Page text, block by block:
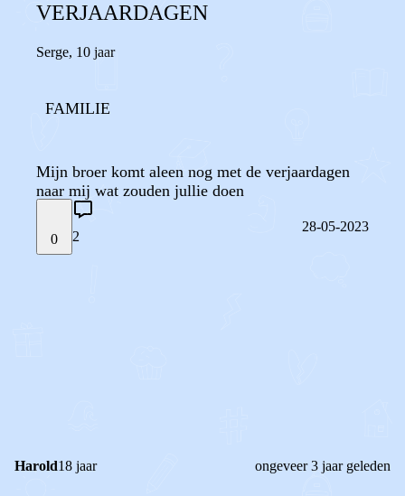
VERJAARDAGEN
Serge, 10 jaar
FAMILIE
Mijn broer komt aleen nog met de verjaardagen
naar mij wat zouden jullie doen
0 2
28-05-2023
Harold18 jaar ongeveer 3 jaar geleden